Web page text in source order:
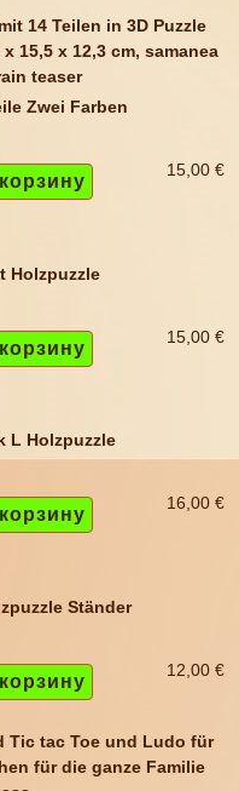
Zwei Farben
15,00 €
Holzpuzzle
15,00 €
L Holzpuzzle
16,00 €
Ständer
12,00 €